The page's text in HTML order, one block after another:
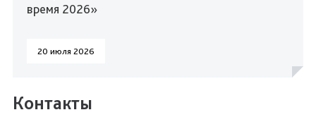
время 2026»
20 июля 2026
Контакты